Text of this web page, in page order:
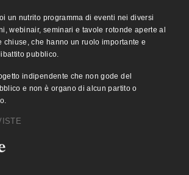
un nutrito programma di eventi nei diversi
webinair, seminari e tavole rotonde aperte al
chiuse, che hanno un ruolo importante e
pubblico.
indipendente che non gode del
e non è organo di alcun partito o